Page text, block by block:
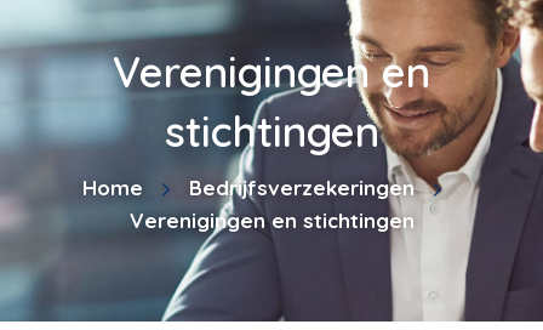
Verenigingen en
stichtingen
Home
Bedrijfsverzekeringen
Verenigingen en stichtingen